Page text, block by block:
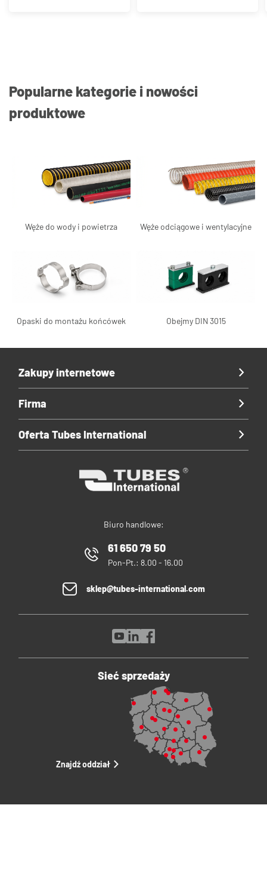
Popularne kategorie i nowości
produktowe
Węże do wody i powietrza Węże odciągowe i wentylacyjne
Opaski do montażu końcówek Obejmy DIN 3015
Biuro handlowe:
61 650 79 50
Pon-Pt.: 8.00 - 16.00
sklep@tubes-international.com
Zakupy internetowe
Firma
Oferta Tubes International
Sieć sprzedaży
Znajdź oddział